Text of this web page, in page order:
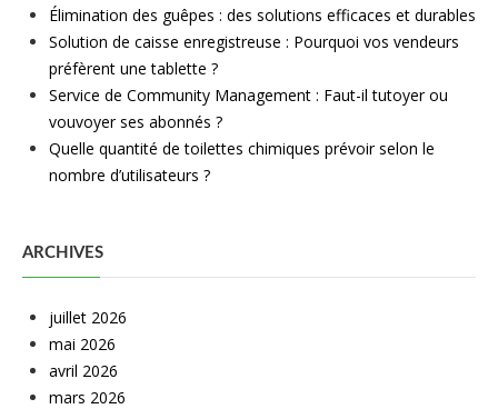
Élimination des guêpes : des solutions efficaces et durables
Solution de caisse enregistreuse : Pourquoi vos vendeurs
préfèrent une tablette ?
Service de Community Management : Faut-il tutoyer ou
vouvoyer ses abonnés ?
Quelle quantité de toilettes chimiques prévoir selon le
nombre d’utilisateurs ?
ARCHIVES
juillet 2026
mai 2026
avril 2026
mars 2026